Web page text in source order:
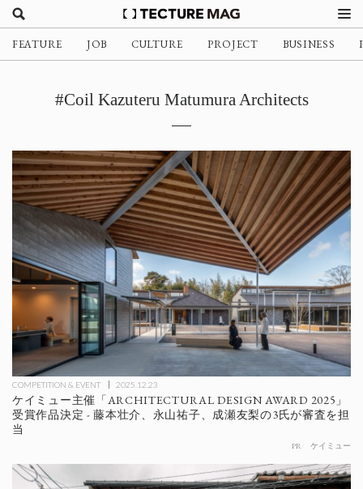
FEATURE JOB CULTURE PROJECT BUSINESS
#Coil Kazuteru Matumura Architects
COMPETITION & EVENT 2025.12.23
ケイミュー主催「ARCHITECTURAL DESIGN AWARD 2025」
受賞作品決定 - 藤本壮介、永山祐子、成瀬友梨の3氏が審査を担
当
PR ケイミュー